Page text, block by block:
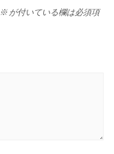
※ が付いている欄は必須項